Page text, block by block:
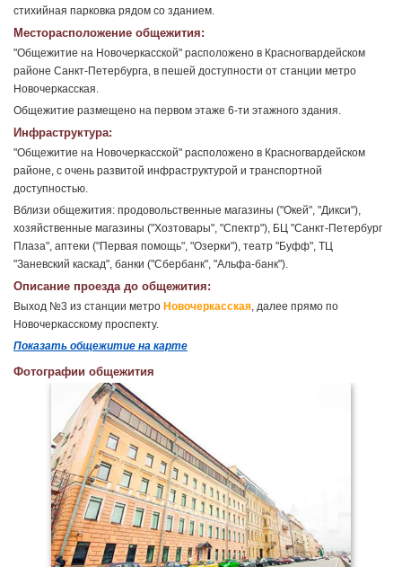
стихийная парковка рядом со зданием.
Месторасположение общежития:
"Общежитие на Новочеркасской" расположено в Красногвардейском
районе Санкт-Петербурга, в пешей доступности от станции метро
Новочеркасская.
Общежитие размещено на первом этаже 6-ти этажного здания.
Инфраструктура:
"Общежитие на Новочеркасской" расположено в Красногвардейском
районе, с очень развитой инфраструктурой и транспортной
доступностью.
Вблизи общежития: продовольственные магазины ("Окей", "Дикси"),
хозяйственные магазины ("Хозтовары", "Спектр"), БЦ "Санкт-Петербург
Плаза", аптеки ("Первая помощь", "Озерки"), театр "Буфф", ТЦ
"Заневский каскад", банки ("Сбербанк", "Альфа-банк").
Описание проезда до общежития:
Выход №3 из станции метро Новочеркасская, далее прямо по
Новочеркасскому проспекту.
Показать общежитие на карте
Фотографии общежития